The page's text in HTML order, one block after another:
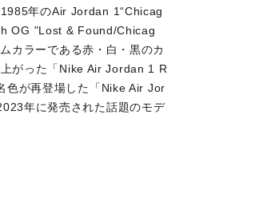
年のAir Jordan 1“Chicag
OG "Lost & Found/Chicag
カラーである赤・白・黒のカ
がった「Nike Air Jordan 1 R
が再登場した「Nike Air Jor
年に発売された話題のモデ